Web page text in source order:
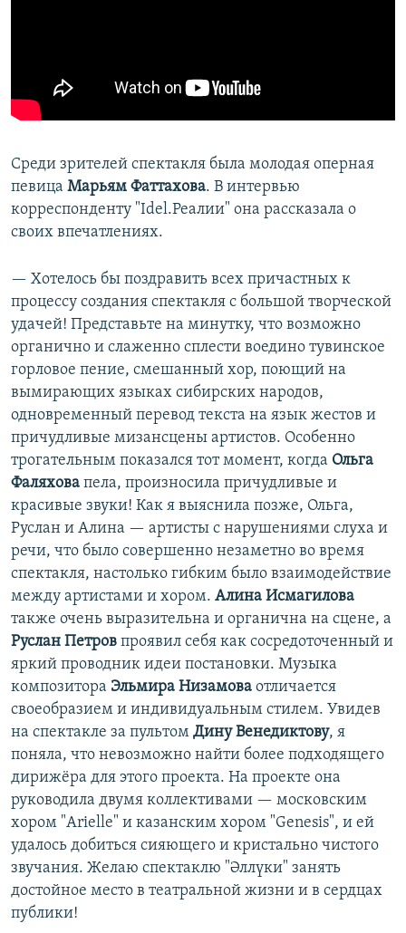
Среди зрителей спектакля была молодая оперная
певица Марьям Фаттахова. В интервью
корреспонденту "Idel.Реалии" она рассказала о
своих впечатлениях.
— Хотелось бы поздравить всех причастных к
процессу создания спектакля с большой творческой
удачей! Представьте на минутку, что возможно
органично и слаженно сплести воедино тувинское
горловое пение, смешанный хор, поющий на
вымирающих языках сибирских народов,
одновременный перевод текста на язык жестов и
причудливые мизансцены артистов. Особенно
трогательным показался тот момент, когда Ольга
Фаляхова пела, произносила причудливые и
красивые звуки! Как я выяснила позже, Ольга,
Руслан и Алина — артисты с нарушениями слуха и
речи, что было совершенно незаметно во время
спектакля, настолько гибким было взаимодействие
между артистами и хором. Алина Исмагилова
также очень выразительна и органична на сцене, а
Руслан Петров проявил себя как сосредоточенный и
яркий проводник идеи постановки. Музыка
композитора Эльмира Низамова отличается
своеобразием и индивидуальным стилем. Увидев
на спектакле за пультом Дину Венедиктову, я
поняла, что невозможно найти более подходящего
дирижёра для этого проекта. На проекте она
руководила двумя коллективами — московским
хором "Arielle" и казанским хором "Genesis", и ей
удалось добиться сияющего и кристально чистого
звучания. Желаю спектаклю "Әллүки" занять
достойное место в театральной жизни и в сердцах
публики!